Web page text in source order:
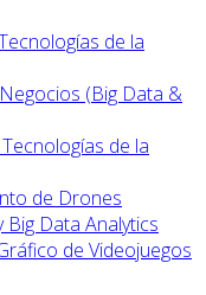
de la
(Big Data &
de la
de Drones
Data Analytics
de Videojuegos